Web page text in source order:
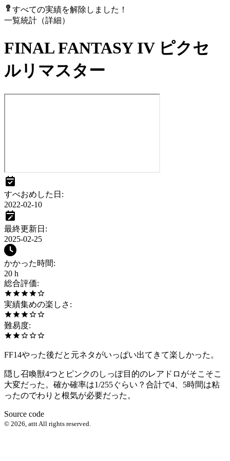
すべての実績を解除しました！
一覧統計（詳細）
FINAL FANTASY IV ピクセ
ルリマスター
すべおめした日 :
2022-02-10
最終更新日 :
2025-02-25
かかった時間:
20 h
総合評価:
実績集めの楽しさ :
難易度:
FF14やった後だと元ネタがいっぱい出てきて楽しかった。
隠し召喚獣4つとピンクのしっぽ目的のレアドロがそこそこ
大変だった。確か確率は1/255ぐらい？合計で4、5時間は粘
ったのでわりと根気が必要だった。
Source code
© 2026 attt All rights reserved.